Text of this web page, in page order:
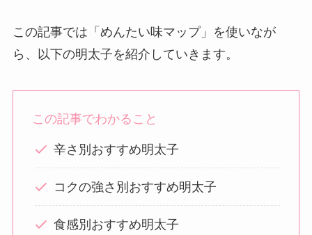
この記事では「めんたい味マップ」を使いなが
ら、以下の明太子を紹介していきます。
この記事でわかること
辛さ別おすすめ明太子
コクの強さ別おすすめ明太子
食感別おすすめ明太子